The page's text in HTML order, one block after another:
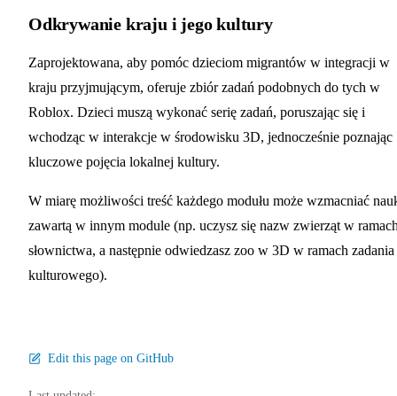
Odkrywanie kraju i jego kultury
Zaprojektowana, aby pomóc dzieciom migrantów w integracji w
kraju przyjmującym, oferuje zbiór zadań podobnych do tych w
Roblox. Dzieci muszą wykonać serię zadań, poruszając się i
wchodząc w interakcje w środowisku 3D, jednocześnie poznając
kluczowe pojęcia lokalnej kultury.
W miarę możliwości treść każdego modułu może wzmacniać
zawartą w innym module (np. uczysz się nazw zwierząt w
słownictwa, a następnie odwiedzasz zoo w 3D w ramach zadania
kulturowego).
Edit this page on GitHub